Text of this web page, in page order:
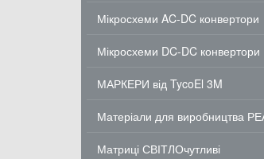
Мікросхеми AC-DC конвертори
Мікросхеми DC-DC конвертори
МАРКЕРИ від TycoEl 3M
Матеріали для виробництва
Матриці СВІТЛОчутливі